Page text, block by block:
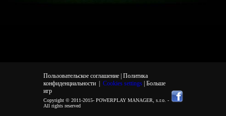
Пользовательское соглашение | Политика
конфиденциальности| Cookies settings
| Больше
игр
Copyright © 2011-2015- POWERPLAY MANAGER, s.r.o. -
All rights reserved